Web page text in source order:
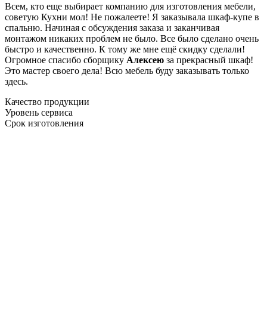
Всем, кто еще выбирает компанию для изготовления мебели,
советую Кухни мол! Не пожалеете! Я заказывала шкаф-купе в
спальню. Начиная с обсуждения заказа и заканчивая
монтажом никаких проблем не было. Все было сделано очень
быстро и качественно. К тому же мне ещё скидку сделали!
Огромное спасибо сборщику Алексею за прекрасный шкаф!
Это мастер своего дела! Всю мебель буду заказывать только
здесь.
Качество продукции
Уровень сервиса
Срок изготовления